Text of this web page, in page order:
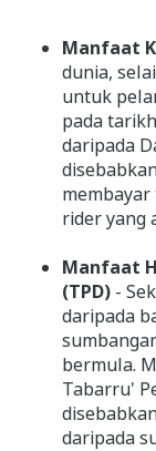
Manfaat
dunia,
untuk
pada
daripada
rider yang
Manfaat
(TPD) -
daripada
bermula.
Tabarru'
daripada